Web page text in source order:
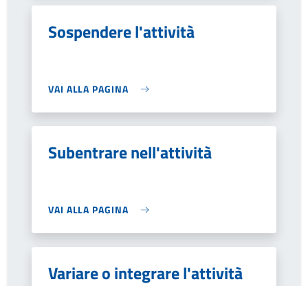
Sospendere l'attività
VAI ALLA PAGINA
Subentrare nell'attività
VAI ALLA PAGINA
Variare o integrare l'attività